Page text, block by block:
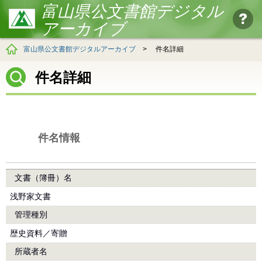
富山県公文書館デジタル
アーカイブ
富山県公文書館デジタルアーカイブ > 件名詳細
件名詳細
件名情報
文書（簿冊）名
浅野家文書
管理種別
歴史資料／寄贈
所蔵者名